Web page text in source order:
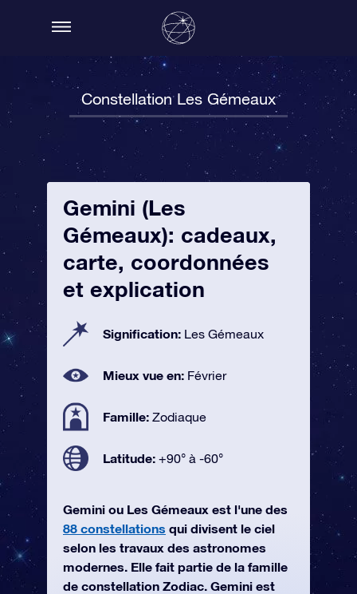
Constellation Les Gémeaux
Gemini (Les
Gémeaux): cadeaux,
carte, coordonnées
et explication
Signification: Les Gémeaux
Mieux vue en: Février
Famille: Zodiaque
Latitude: +90° à -60°
Gemini ou Les Gémeaux est l'une des
88 constellations qui divisent le ciel
selon les travaux des astronomes
modernes. Elle fait partie de la famille
de constellation Zodiac. Gemini est